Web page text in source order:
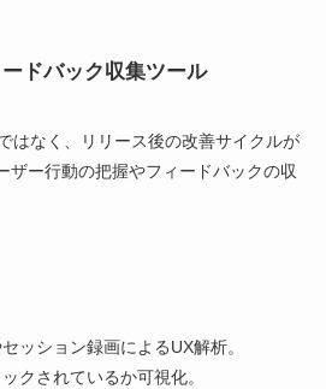
ドバック収集ツール
はなく、リリース後の改善サイクルが
ザー行動の把握やフィードバックの収
ッション録画によるUX解析。
クされているか可視化。